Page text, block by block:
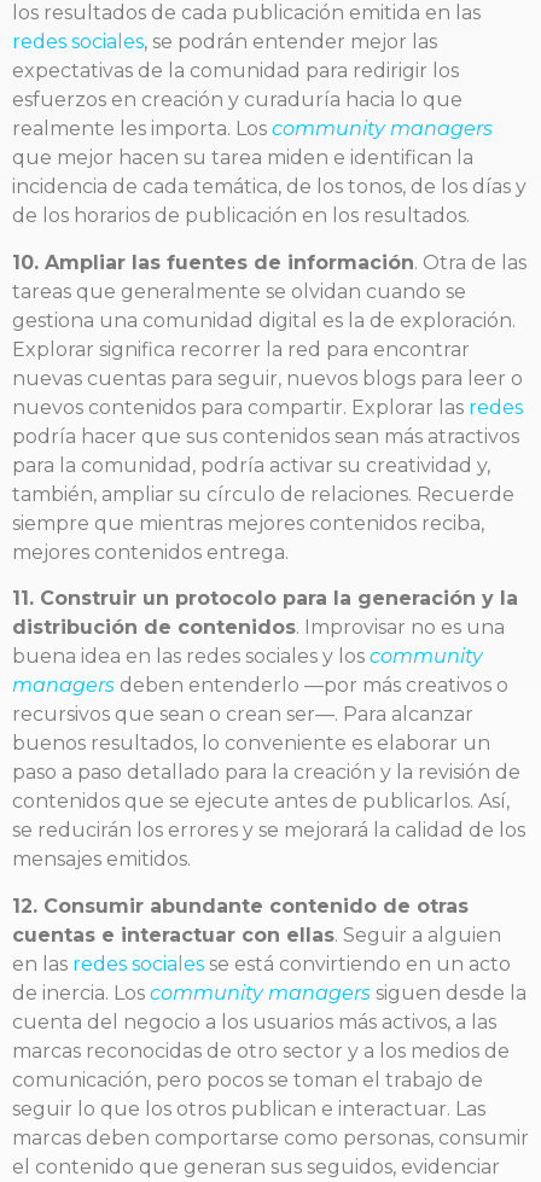
los resultados de cada publicación emitida en las
redes sociales, se podrán entender mejor las
expectativas de la comunidad para redirigir los
esfuerzos en creación y curaduría hacia lo que
realmente les importa. Los community managers
que mejor hacen su tarea miden e identifican la
incidencia de cada temática, de los tonos, de los días y
de los horarios de publicación en los resultados.
10. Ampliar las fuentes de información. Otra de las
tareas que generalmente se olvidan cuando se
gestiona una comunidad digital es la de exploración.
Explorar significa recorrer la red para encontrar
nuevas cuentas para seguir, nuevos blogs para leer o
nuevos contenidos para compartir. Explorar las redes
podría hacer que sus contenidos sean más atractivos
para la comunidad, podría activar su creatividad y,
también, ampliar su círculo de relaciones. Recuerde
siempre que mientras mejores contenidos reciba,
mejores contenidos entrega.
11. Construir un protocolo para la generación y la
distribución de contenidos. Improvisar no es una
buena idea en las redes sociales y los community
managers deben entenderlo —por más creativos o
recursivos que sean o crean ser—. Para alcanzar
buenos resultados, lo conveniente es elaborar un
paso a paso detallado para la creación y la revisión de
contenidos que se ejecute antes de publicarlos. Así,
se reducirán los errores y se mejorará la calidad de los
mensajes emitidos.
12. Consumir abundante contenido de otras
cuentas e interactuar con ellas. Seguir a alguien
en las redes sociales se está convirtiendo en un acto
de inercia. Los community managers siguen desde la
cuenta del negocio a los usuarios más activos, a las
marcas reconocidas de otro sector y a los medios de
comunicación, pero pocos se toman el trabajo de
seguir lo que los otros publican e interactuar. Las
marcas deben comportarse como personas, consumir
el contenido que generan sus seguidos, evidenciar